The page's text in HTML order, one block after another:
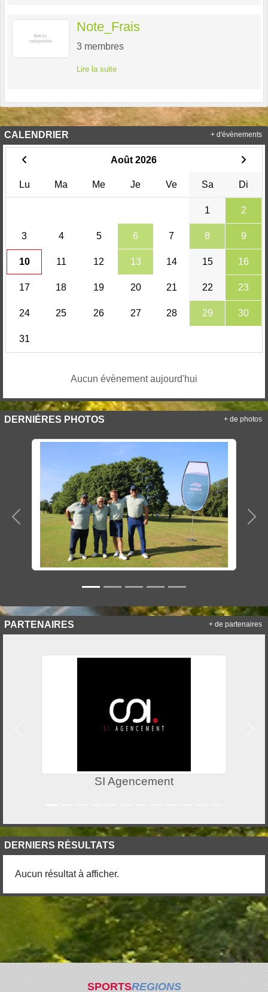
Note_Frais
3 membres
Lire la suite
CALENDRIER
Août 2026
Lu Ma Me Je Ve Sa Di
1 2
3 4 5 6 7 8 9
10 11 12 13 14 15 16
17 18 19 20 21 22 23
24 25 26 27 28 29 30
31
Aucun évènement aujourd'hui
+ d'évènements
DERNIÈRES PHOTOS
Précedent
+ de photos
PARTENAIRES
SI Agencement
+ de partenaires
DERNIERS RÉSULTATS
Aucun résultat à afficher.
SPORTSREGIONS